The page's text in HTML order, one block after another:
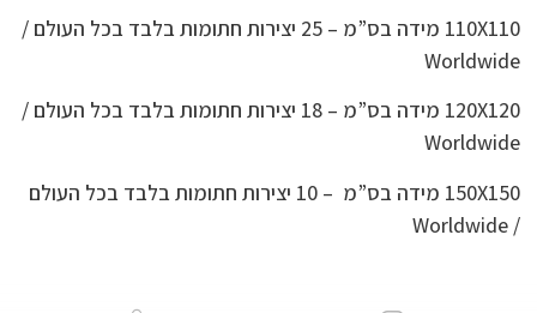
110X110 מידה בס”מ – 25 יצירות חתומות בלבד בכל העולם /
Worldwide
120X120 מידה בס”מ – 18 יצירות חתומות בלבד בכל העולם /
Worldwide
150X150 מידה בס”מ – 10 יצירות חתומות בלבד בכל העולם
/ Worldwide